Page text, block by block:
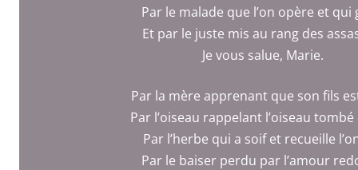
Par le malade que l’on opère et qui
Et par le juste mis au rang des
Je vous salue, Marie.
Par la mère apprenant que son fils
Par l’oiseau rappelant l’oiseau
Par l’herbe qui a soif et recueille
Par le baiser perdu par l’amour